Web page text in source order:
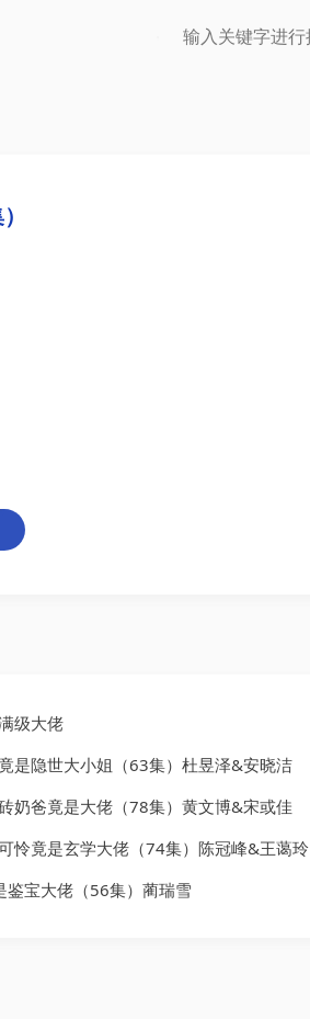
级大佬
是隐世大小姐（63集）杜昱泽&安晓洁
奶爸竟是大佬（78集）黄文博&宋或佳
怜竟是玄学大佬（74集）陈冠峰&王蔼玲
鉴宝大佬（56集）蔺瑞雪